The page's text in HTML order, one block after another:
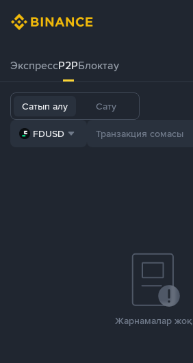
ЭкспрессP2PБлоктау
Сатып алу Сату
FDUSD
Жарнамалар жоқ